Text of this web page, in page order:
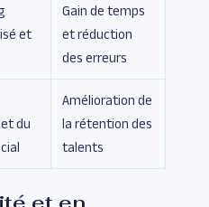
et
Gain de temps
et réduction
des erreurs
du
Amélioration de
la rétention des
talents